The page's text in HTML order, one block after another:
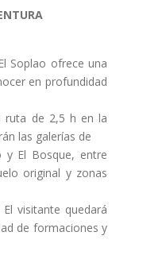
Soplao ofrece una
en profundidad
ruta de 2,5 h en la
las galerías de
y El Bosque, entre
original y zonas
visitante quedará
de formaciones y